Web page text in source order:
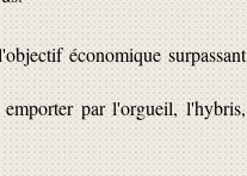
économique surpassant
par l'orgueil, l'hybris,